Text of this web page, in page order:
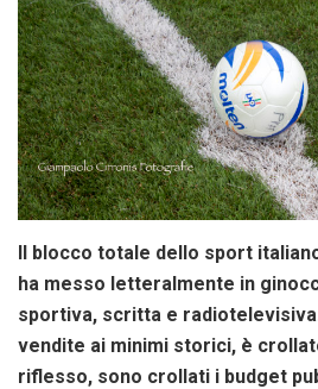
Il blocco totale dello sport
ha messo letteralmente in
sportiva, scritta e
vendite ai minimi storici, è
riflesso, sono crollati i budget